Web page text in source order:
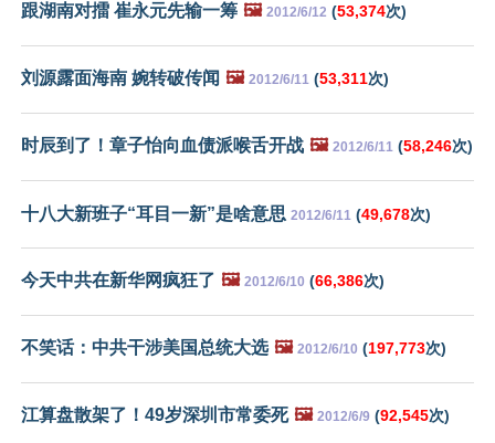
跟湖南对擂 崔永元先输一筹 🖼️ 2012/6/12 (53,374次)
刘源露面海南 婉转破传闻 🖼️ 2012/6/11 (53,311次)
时辰到了！章子怡向血债派喉舌开战 🖼️ 2012/6/11 (58,246次)
十八大新班子“耳目一新”是啥意思 2012/6/11 (49,678次)
今天中共在新华网疯狂了 🖼️ 2012/6/10 (66,386次)
不笑话：中共干涉美国总统大选 🖼️ 2012/6/10 (197,773次)
江算盘散架了！49岁深圳市常委死 🖼️ 2012/6/9 (92,545次)